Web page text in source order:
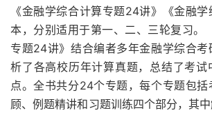
《金融学综合计算专题24讲》《金融
本，分别适用于第一、二、三轮复习。
专题24讲》结合编者多年金融学综合考
析了各高校历年计算真题，总结了考试
点。全书共分24个专题，每个专题包括
顾、例题精讲和习题训练四个部分，其